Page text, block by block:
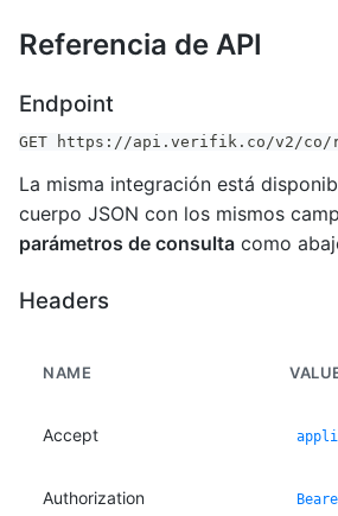
Referencia de API
Endpoint
GET https://api.verifik.co/v2/
La misma integración está
cuerpo JSON con los mismos
parámetros de consulta como
Headers
NAME
Accept
Authorization